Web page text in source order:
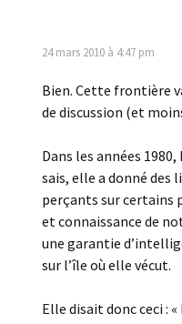
24 mars 2010 à 4:47 pm
Bien. Cette frontière
de discussion (et
Dans les années
sais, elle a donné des
perçants sur certains
et connaissance de
une garantie
sur l’île où elle vécut.
Elle disait donc ceci :